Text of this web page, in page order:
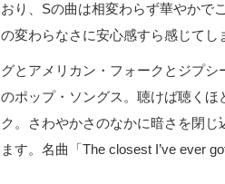
おり、Sの曲は相変わらず華やかで
変わらなさに安心感すら感じてし
とアメリカン・フォークとジプ
ポップ・ソングス。聴けば聴く
。さわやかさのなかに暗さを閉
す。名曲「The closest I’ve ever